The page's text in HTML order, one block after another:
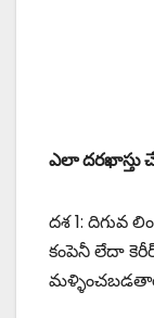
ఎలా
దశ 1: దిగువ
కంపెనీ లేదా